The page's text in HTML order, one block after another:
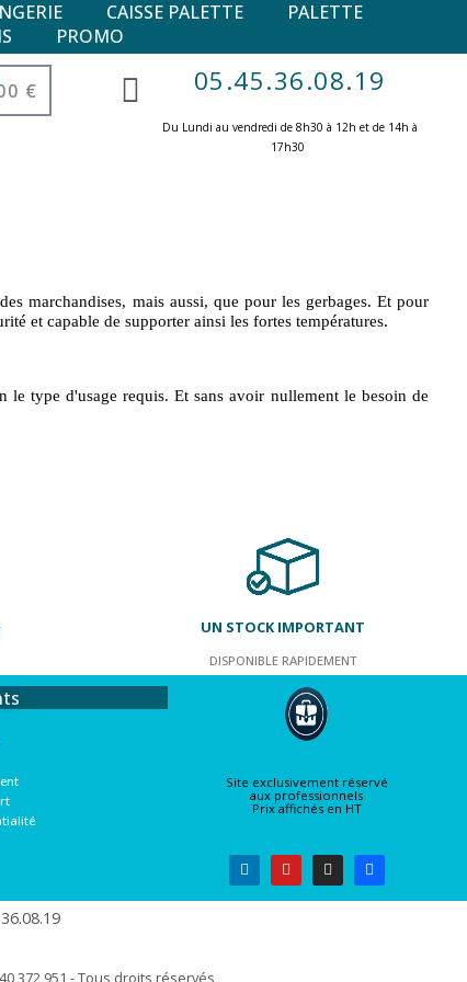
CAISSE PALETTE
PALETTE
PROMO
€ 05.45.36.08.19
Du Lundi au vendredi de 8h30 à 12h et de 14h à
17h30 ​
marchandises, mais aussi, que pour les gerbages. Et pour
et capable de supporter ainsi les fortes températures.
type d'usage requis. Et sans avoir nullement le besoin de
UN STOCK IMPORTANT
DISPONIBLE RAPIDEMENT
Site exclusivement réservé
aux professionnels
Prix affichés en HT
372 951 - Tous droits réservés​​